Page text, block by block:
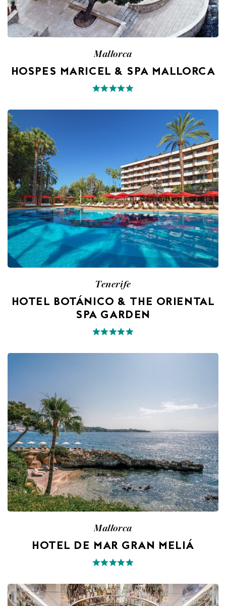
Mallorca
HOSPES MARICEL & SPA MALLORCA
Tenerife
HOTEL BOTÁNICO & THE ORIENTAL
SPA GARDEN
Mallorca
HOTEL DE MAR GRAN MELIÁ